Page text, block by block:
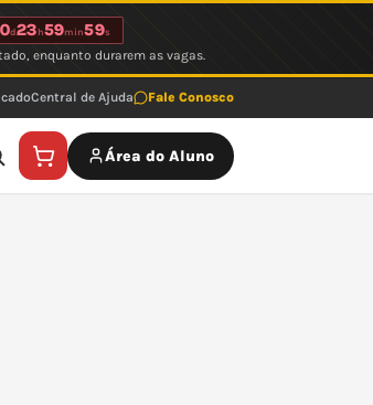
d23 h59min59s
enquanto durarem as vagas.
Central de Ajuda Fale Conosco
Área do Aluno